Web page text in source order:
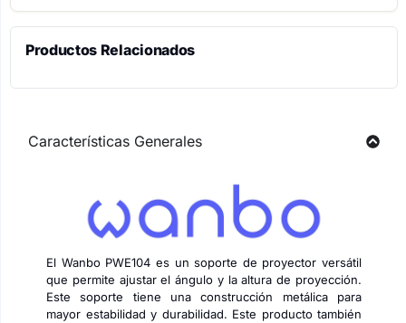
Productos Relacionados
Características Generales
El Wanbo PWE104 es un soporte de proyector versátil
que permite ajustar el ángulo y la altura de proyección.
Este soporte tiene una construcción metálica para
mayor estabilidad y durabilidad. Este producto también